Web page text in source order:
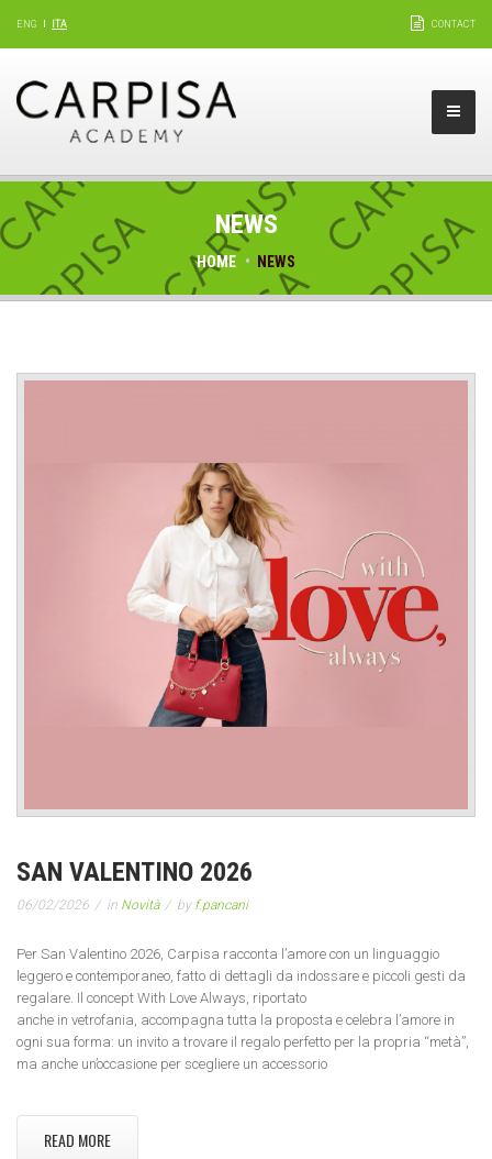
ENG ITA CONTACT
NEWS
HOME NEWS
SAN VALENTINO 2026
06/02/2026 in Novità by f.pancani
Per San Valentino 2026, Carpisa racconta l’amore con un linguaggio
leggero e contemporaneo, fatto di dettagli da indossare e piccoli gesti da
regalare. Il concept With Love Always, riportato
anche in vetrofania, accompagna tutta la proposta e celebra l’amore in
ogni sua forma: un invito a trovare il regalo perfetto per la propria “metà”,
ma anche un’occasione per scegliere un accessorio
READ MORE